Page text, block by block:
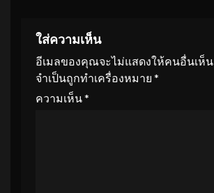
ใส่ความเห็น
อีเมลของคุณจะไม่แสดงให้คนอื่นเห็น
จำเป็นถูกทำเครื่องหมาย *
ความเห็น*